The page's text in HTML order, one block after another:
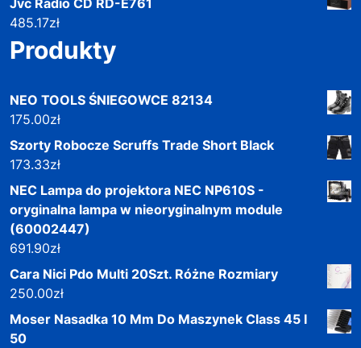
485.17zł
Produkty
NEO TOOLS ŚNIEGOWCE 82134
175.00zł
Szorty Robocze Scruffs Trade Short Black
173.33zł
NEC Lampa do projektora NEC NP610S -
oryginalna lampa w nieoryginalnym module
(60002447)
691.90zł
Cara Nici Pdo Multi 20Szt. Różne Rozmiary
250.00zł
Moser Nasadka 10 Mm Do Maszynek Class 45 I
50